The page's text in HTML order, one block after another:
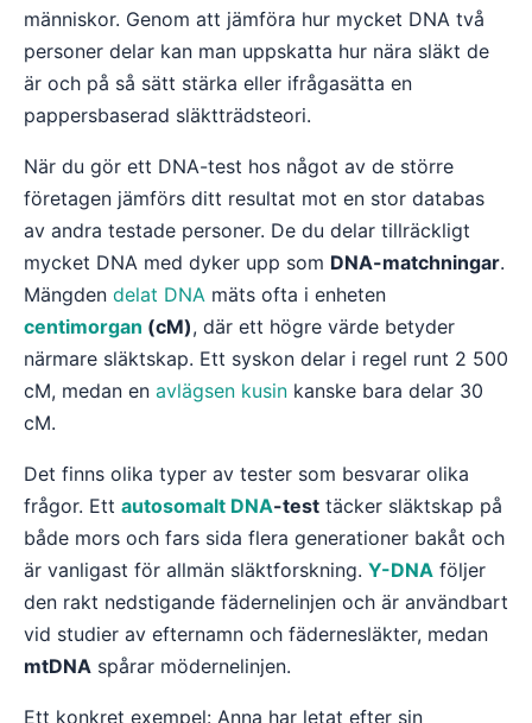
människor. Genom att jämföra hur mycket DNA två
personer delar kan man uppskatta hur nära släkt de
är och på så sätt stärka eller ifrågasätta en
pappersbaserad släktträdsteori.
När du gör ett DNA-test hos något av de större
företagen jämförs ditt resultat mot en stor databas
av andra testade personer. De du delar tillräckligt
mycket DNA med dyker upp som DNA-matchningar.
Mängden delat DNA mäts ofta i enheten
centimorgan (cM), där ett högre värde betyder
närmare släktskap. Ett syskon delar i regel runt 2 500
cM, medan en avlägsen kusin kanske bara delar 30
cM.
Det finns olika typer av tester som besvarar olika
frågor. Ett autosomalt DNA-test täcker släktskap på
både mors och fars sida flera generationer bakåt och
är vanligast för allmän släktforskning. Y-DNA följer
den rakt nedstigande fädernelinjen och är användbart
vid studier av efternamn och fädernesläkter, medan
mtDNA spårar mödernelinjen.
Ett konkret exempel: Anna har letat efter sin